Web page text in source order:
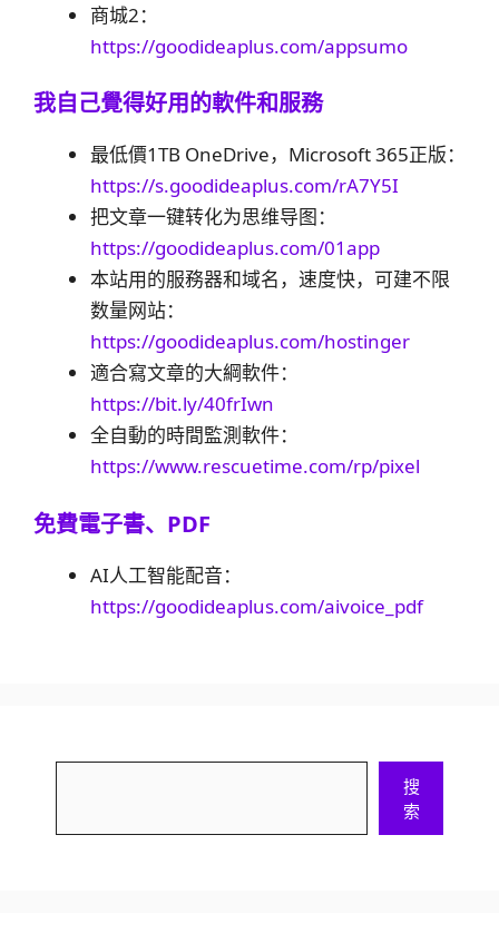
商城2：
https://goodideaplus.com/appsumo
我自己覺得好用的軟件和服務
最低價1TB OneDrive，Microsoft 365正版：
https://s.goodideaplus.com/rA7Y5I
把文章一键转化为思维导图：
https://goodideaplus.com/01app
本站用的服務器和域名，速度快，可建不限
数量网站：
https://goodideaplus.com/hostinger
適合寫文章的大綱軟件：
https://bit.ly/40frIwn
全自動的時間監測軟件：
https://www.rescuetime.com/rp/pixel
免費電子書、PDF
AI人工智能配音：
https://goodideaplus.com/aivoice_pdf
搜
索